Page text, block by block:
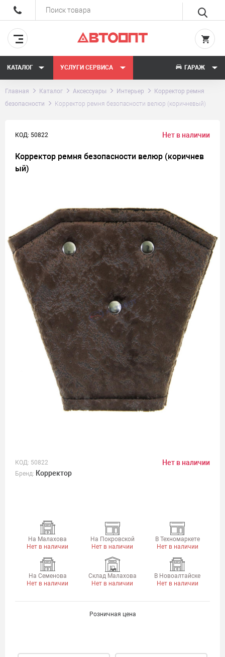
КАТАЛОГ УСЛУГИ СЕРВИСА ГАРАЖ
Главная Каталог Аксессуары Интерьер
Корректор ремня
безопасности
Корректор ремня безопасности велюр (коричневый)
КОД: 50822 Нет в наличии
Корректор ремня безопасности велюр (коричнев
ый)
КОД: 50822 Нет в наличии
Бренд: Корректор
На Малахова
Нет в наличии
На Покровской
Нет в наличии
В Техномаркете
Нет в наличии
На Семенова
Нет в наличии
Склад Малахова
Нет в наличии
В Новоалтайске
Нет в наличии
Розничная цена